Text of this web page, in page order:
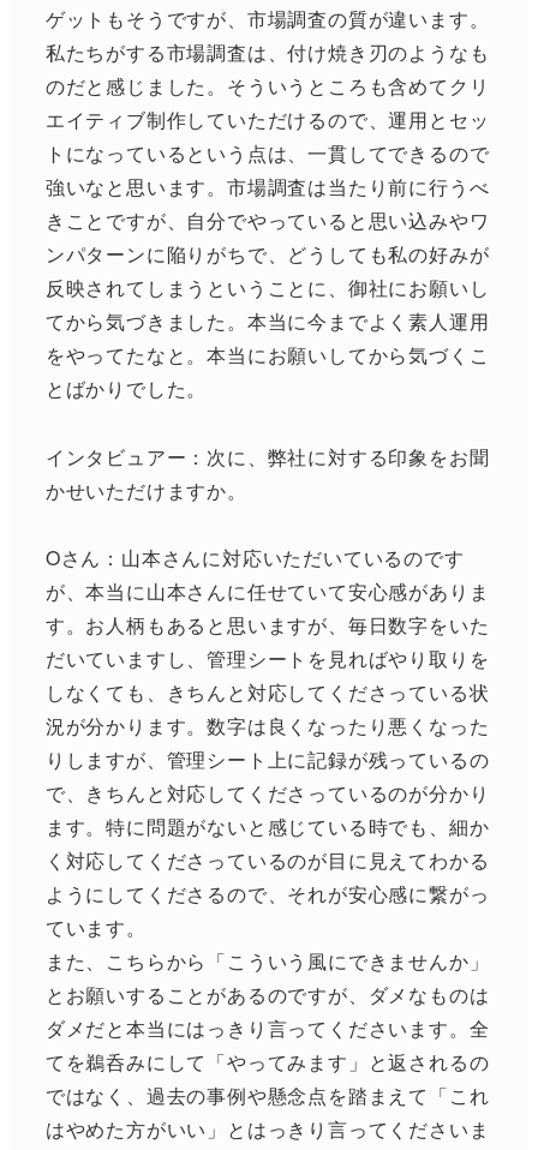
ゲットもそうですが、市場調査の質が違います。
私たちがする市場調査は、付け焼き刃のようなも
のだと感じました。そういうところも含めてクリ
エイティブ制作していただけるので、運用とセッ
トになっているという点は、一貫してできるので
強いなと思います。市場調査は当たり前に行うべ
きことですが、自分でやっていると思い込みやワ
ンパターンに陥りがちで、どうしても私の好みが
反映されてしまうということに、御社にお願いし
てから気づきました。本当に今までよく素人運用
をやってたなと。本当にお願いしてから気づくこ
とばかりでした。
インタビュアー：次に、弊社に対する印象をお聞
かせいただけますか。
Oさん：山本さんに対応いただいているのです
が、本当に山本さんに任せていて安心感がありま
す。お人柄もあると思いますが、毎日数字をいた
だいていますし、管理シートを見ればやり取りを
しなくても、きちんと対応してくださっている状
況が分かります。数字は良くなったり悪くなった
りしますが、管理シート上に記録が残っているの
で、きちんと対応してくださっているのが分かり
ます。特に問題がないと感じている時でも、細か
く対応してくださっているのが目に見えてわかる
ようにしてくださるので、それが安心感に繋がっ
ています。
また、こちらから「こういう風にできませんか」
とお願いすることがあるのですが、ダメなものは
ダメだと本当にはっきり言ってくださいます。全
てを鵜呑みにして「やってみます」と返されるの
ではなく、過去の事例や懸念点を踏まえて「これ
はやめた方がいい」とはっきり言ってくださいま